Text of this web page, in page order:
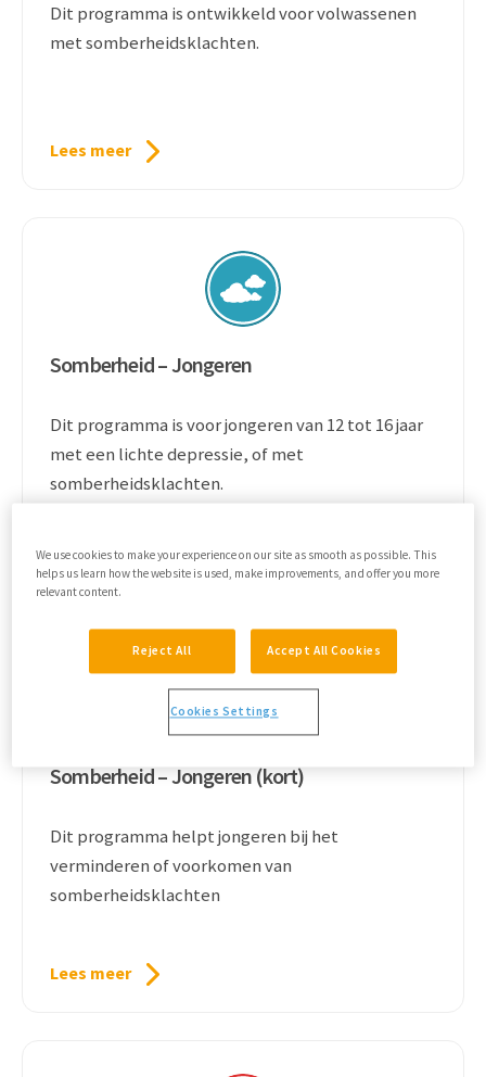
Dit programma is ontwikkeld voor volwassenen
met somberheidsklachten.
Lees meer
Somberheid – Jongeren
Dit programma is voor jongeren van 12 tot 16 jaar
met een lichte depressie, of met
somberheidsklachten.
Lees meer
Somberheid – Jongeren (kort)
Dit programma helpt jongeren bij het
verminderen of voorkomen van
somberheidsklachten
Lees meer
We use cookies to make your experience on our site as smooth as possible. This
helps us learn how the website is used, make improvements, and offer you more
relevant content.
Reject All Accept All Cookies
Cookies Settings